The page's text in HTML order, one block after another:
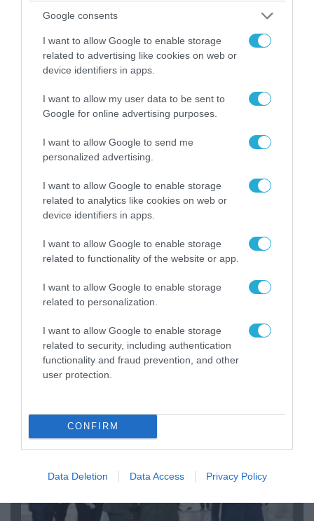
Google consents
I want to allow Google to enable storage
related to advertising like cookies on web or
device identifiers in apps.
I want to allow my user data to be sent to
Google for online advertising purposes.
I want to allow Google to send me
personalized advertising.
I want to allow Google to enable storage
related to analytics like cookies on web or
device identifiers in apps.
I want to allow Google to enable storage
related to functionality of the website or app.
I want to allow Google to enable storage
related to personalization.
I want to allow Google to enable storage
related to security, including authentication
functionality and fraud prevention, and other
user protection.
CONFIRM
Data Deletion Data Access Privacy Policy
06.08.2026 | 14:02
«Επιχείρηση ελεύθερα πεζοδρόμια» στην
αντικείμενα από κοινόχρηστους χώρους
06.08.2026 | 09:03
τα ζώα που χάθηκαν στις πυρκαγιές της
Αττικής (φωτο)